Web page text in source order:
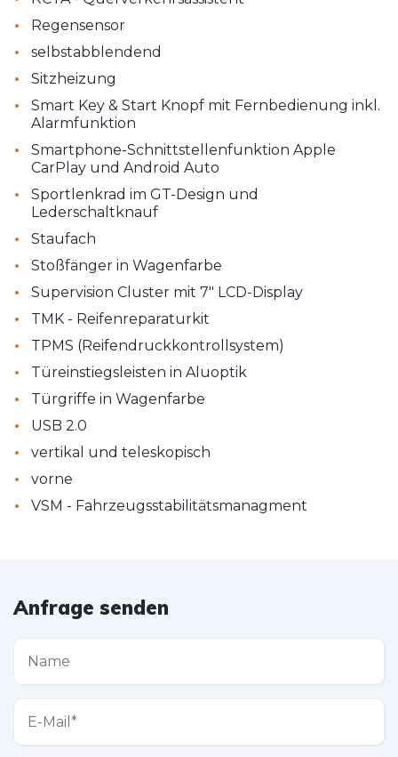
• Regensensor
• selbstabblendend
• Sitzheizung
•
Smart Key & Start Knopf mit Fernbedienung inkl.
Alarmfunktion
•
Smartphone-Schnittstellenfunktion Apple
CarPlay und Android Auto
•
Sportlenkrad im GT-Design und
Lederschaltknauf
• Staufach
• Stoßfänger in Wagenfarbe
• Supervision Cluster mit 7" LCD-Display
• TMK - Reifenreparaturkit
• TPMS (Reifendruckkontrollsystem)
• Türeinstiegsleisten in Aluoptik
• Türgriffe in Wagenfarbe
• USB 2.0
• vertikal und teleskopisch
• vorne
• VSM - Fahrzeugsstabilitätsmanagment
Anfrage senden